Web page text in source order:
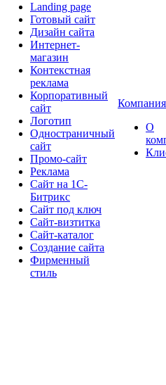
Landing page
Готовый сайт
Дизайн сайта
Интернет-
магазин
Контекстная
реклама
Корпоративный
сайт
Логотип
Одностраничный
сайт
Промо-сайт
Реклама
Сайт на 1С-
Битрикс
Сайт под ключ
Сайт-визтитка
Сайт-каталог
Создание сайта
Фирменный
стиль
Компания
О